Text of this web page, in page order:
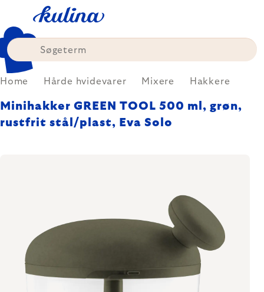
content
Home Hårde hvidevarer Mixere Hakkere
Minihakker GREEN TOOL 500 ml, grøn,
rustfrit stål/plast, Eva Solo